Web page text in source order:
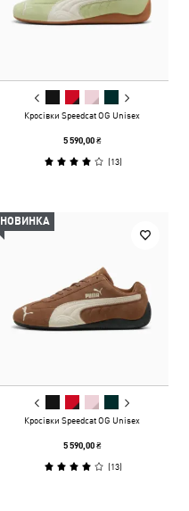
Кросівки Speedcat OG Unisex
5 590,00 ₴
(13)
НОВИНКА
Кросівки Speedcat OG Unisex
5 590,00 ₴
(13)